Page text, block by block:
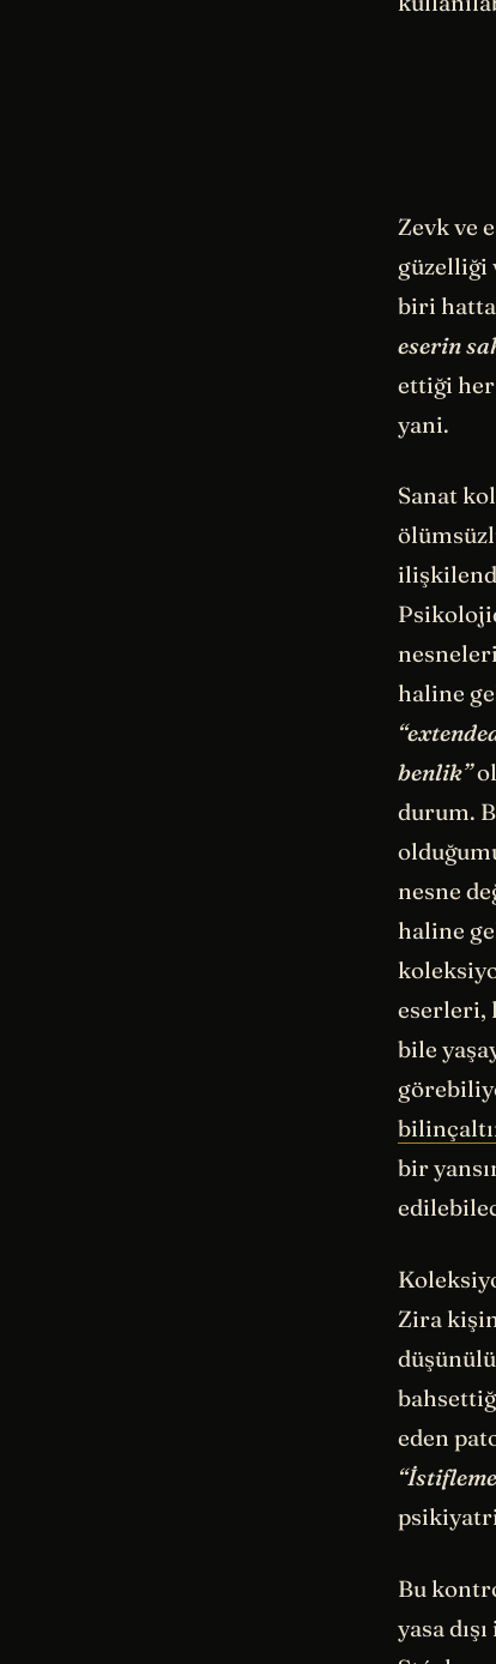
Zevk ve
güzelliği
biri
eserin
ettiği her
yani.
Sanat
haline
benlik”
durum.
nesne
haline
eserleri,
bile
bir
Zira
eden
Bu
yasa